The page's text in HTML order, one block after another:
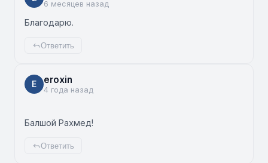
6 месяцев назад
Благодарю.
Ответить
E eroxin
4 года назад
Балшой Рахмед!
Ответить